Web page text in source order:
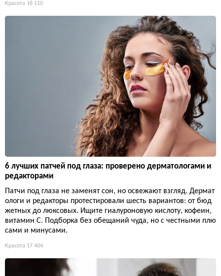
Красота 16 110
6 лучших патчей под глаза: проверено дерматологами и
редакторами
Патчи под глаза не заменят сон, но освежают взгляд. Дермат
ологи и редакторы протестировали шесть вариантов: от бюд
жетных до люксовых. Ищите гиалуроновую кислоту, кофеин,
витамин С. Подборка без обещаний чуда, но с честными плю
сами и минусами.
Красота 17 404